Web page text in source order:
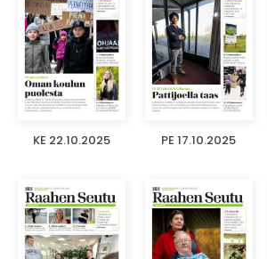
KE 22.10.2025 PE 17.10.2025